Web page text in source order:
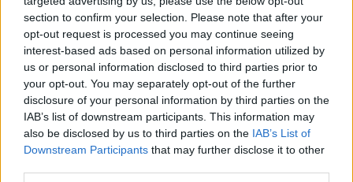
section to confirm your selection. Please note that after your
opt-out request is processed you may continue seeing
interest-based ads based on personal information utilized by
us or personal information disclosed to third parties prior to
your opt-out. You may separately opt-out of the further
disclosure of your personal information by third parties on the
IAB’s list of downstream participants. This information may
also be disclosed by us to third parties on the IAB’s List of
Downstream Participants that may further disclose it to other
Grazie per i vampiri, se questo servirà a contrastare l'epidemia
di dislettura che falcidia i giovani appena approdati alle scuole
superiori.
Terza cosa: i ragazzi facevano domande intelligenti sul rapporto tra
libri e professioni della lettura e la cosa non mi ha affatto
meravigliato.
La quarta: bibliotecari e librai, contrariamente a quanto ci si poteva
aspettare, più che l'elogio del libro hanno parlato dei lettori. Tutti
abbiamo sostenuto che i libri sono strumenti e che la
nostra attenzione e la nostra curiosità vanno soprattutto ai lettori.
Perché senza capire i lettori alla fine